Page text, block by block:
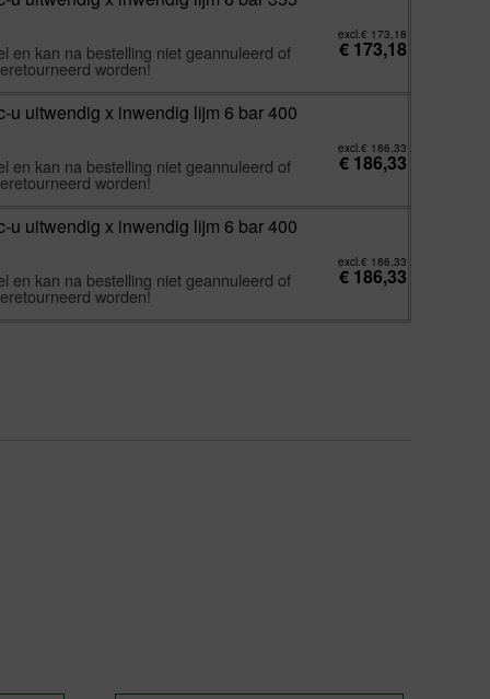
excl.€ 173,18
€ 173,18
en kan na bestelling niet geannuleerd of
worden!
u uitwendig x inwendig lijm 6 bar 400
excl.€ 186,33
€ 186,33
en kan na bestelling niet geannuleerd of
worden!
u uitwendig x inwendig lijm 6 bar 400
excl.€ 186,33
€ 186,33
en kan na bestelling niet geannuleerd of
worden!